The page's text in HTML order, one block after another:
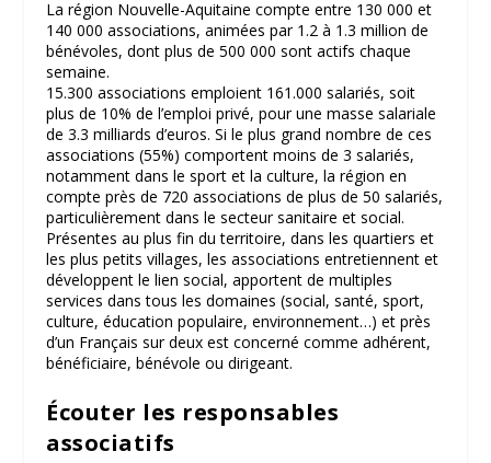
La région Nouvelle-Aquitaine compte entre 130 000 et
140 000 associations, animées par 1.2 à 1.3 million de
bénévoles, dont plus de 500 000 sont actifs chaque
semaine.
15.300 associations emploient 161.000 salariés, soit
plus de 10% de l’emploi privé, pour une masse salariale
de 3.3 milliards d’euros. Si le plus grand nombre de ces
associations (55%) comportent moins de 3 salariés,
notamment dans le sport et la culture, la région en
compte près de 720 associations de plus de 50 salariés,
particulièrement dans le secteur sanitaire et social.
Présentes au plus fin du territoire, dans les quartiers et
les plus petits villages, les associations entretiennent et
développent le lien social, apportent de multiples
services dans tous les domaines (social, santé, sport,
culture, éducation populaire, environnement…) et près
d’un Français sur deux est concerné comme adhérent,
bénéficiaire, bénévole ou dirigeant.
Écouter les responsables
associatifs